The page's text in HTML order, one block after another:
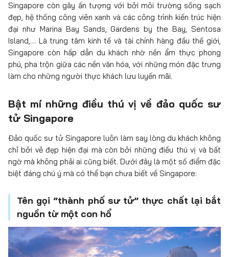
Singapore còn gây ấn tượng với bởi môi trường sống sạch
đẹp, hệ thống công viên xanh và các công trình kiến trúc hiện
đại như Marina Bay Sands, Gardens by the Bay, Sentosa
Island,… Là trung tâm kinh tế và tài chính hàng đầu thế giới,
Singapore còn hấp dẫn du khách nhờ nền ẩm thực phong
phú, pha trộn giữa các nền văn hóa, với những món đặc trưng
làm cho những người thực khách lưu luyến mãi.
Bật mí những điều thú vị về đảo quốc sư
tử Singapore
Đảo quốc sư tử Singapore luôn làm say lòng du khách không
chỉ bởi vẻ đẹp hiện đại mà còn bởi những điều thú vị và bất
ngờ mà không phải ai cũng biết. Dưới đây là một số điểm đặc
biệt đáng chú ý mà có thể bạn chưa biết về Singapore:
Tên gọi “thành phố sư tử” thực chất lại bắt
nguồn từ một con hổ